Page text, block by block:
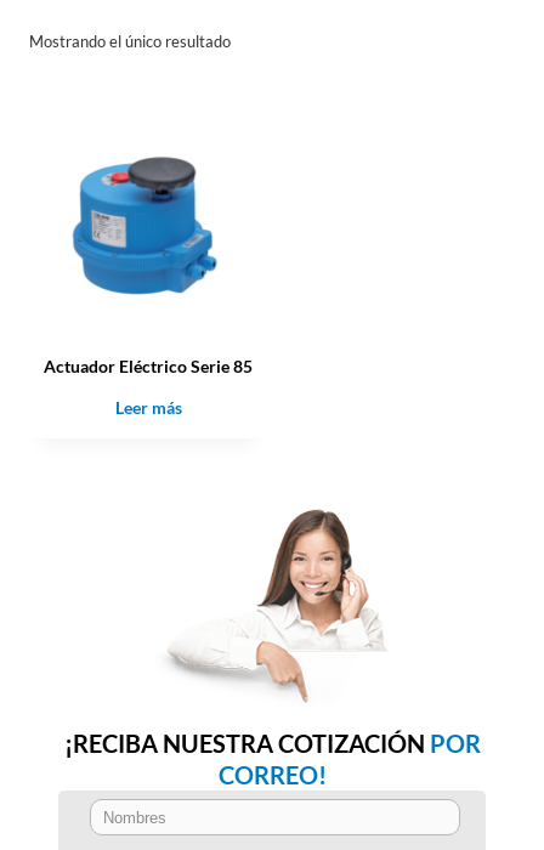
Mostrando el único resultado
Actuador Eléctrico Serie 85
Leer más
¡RECIBA NUESTRA COTIZACIÓN POR
CORREO!